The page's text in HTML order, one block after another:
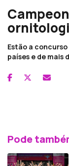
Estão a
países e de mais
Pode